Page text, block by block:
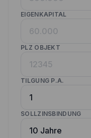
Kontakt
EIGENKAPITAL
PLZ OBJEKT
TILGUNG P.A.
SOLLZINSBINDUNG